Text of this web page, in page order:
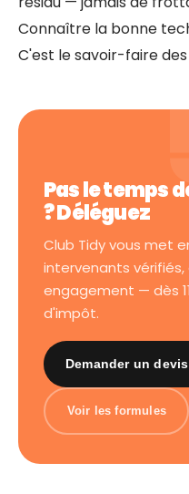
Connaître la bonne
C'est le savoir-faire des
Pas le temps
? Déléguez
Club Tidy vous met
intervenants vérifiés,
engagement — dès
d'impôt.
Demander un
Voir les formules